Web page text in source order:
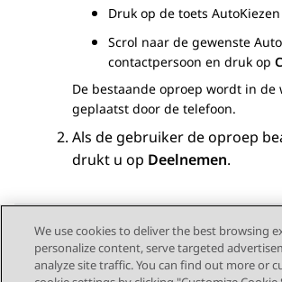
Druk op de toets
Scrol naar de gewenste
contactpersoon en druk op
De bestaande oproep wordt in de
geplaatst door de telefoon.
Als de gebruiker de oproep
drukt u op Deelnemen.
Send Feedback
We use cookies to deliver the best browsing
personalize content, serve targeted
analyze site traffic. You can find out more or